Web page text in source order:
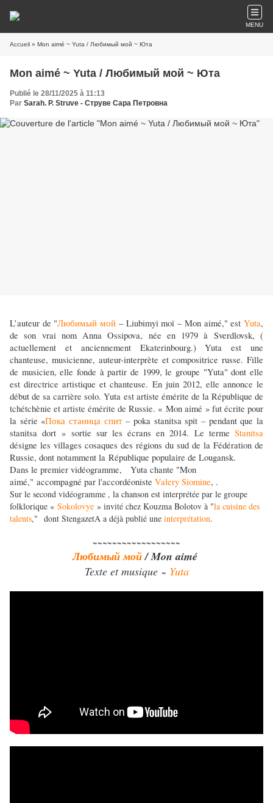
MENU
Accueil » Mon aimé ~ Yuta / Любимый мой ~ Юта
Mon aimé ~ Yuta / Любимый мой ~ Юта
Publié le 28/11/2025 à 11:13
Par Sarah. P. Struve - Струве Сара Петровна
L’auteur de "Любимый мой – Liubimyi moï – Mon aimé," estYuta,
de son vrai nom Anna Ossipova, née en 1979 à Sverdlovsk, (
actuellement et anciennement Ekaterinbourg.) Yuta est une
chanteuse, musicienne, auteur-interprète et compositrice russe. Fille
de musicien, elle fonde à partir de 1999, le groupe "Yuta" dont elle
est directrice artistique et chanteuse. En juin 2012, elle annonce le
début de sa carrière solo. Yuta est artiste émérite de la République de
tchétchènie et artiste émérite de Russie. « Mon aimé » fut écrite pour
la série «Пока станица спит– poka stanitsa spit – pendant que la
stanitsa dort » sortie sur les écrans en 2014. Le terme Stanitsa
désigne les villages cosaques des régions du sud de la Fédération de
Russie, dont notamment la République populaire de Lougansk.
Dans le premier vidéogramme, Yuta chante "Mon
aimé," accompagné par l'accordéoniste Valery Siomine, .
Sur le second vidéogramme , la chanson est interprétée par le groupe
folklorique « Sokolovye » invité chez Kouzma Bolotov à "la cuisine des
talents," dont StengazetA a déjà publié une interprétation.
~~~~~~~~~~~~~~~~~~
Любимый мой /Mon aimé
Texte et musique ~ Yuta